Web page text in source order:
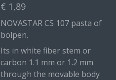
€ 1,89
NOVASTAR CS 107 pasta of
bolpen.
Its in white fiber stem or
carbon 1.1 mm or 1.2 mm
through the movable body